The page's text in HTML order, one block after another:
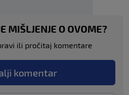
MIŠLJENJE O OVOME?
ili pročitaj komentare
komentar